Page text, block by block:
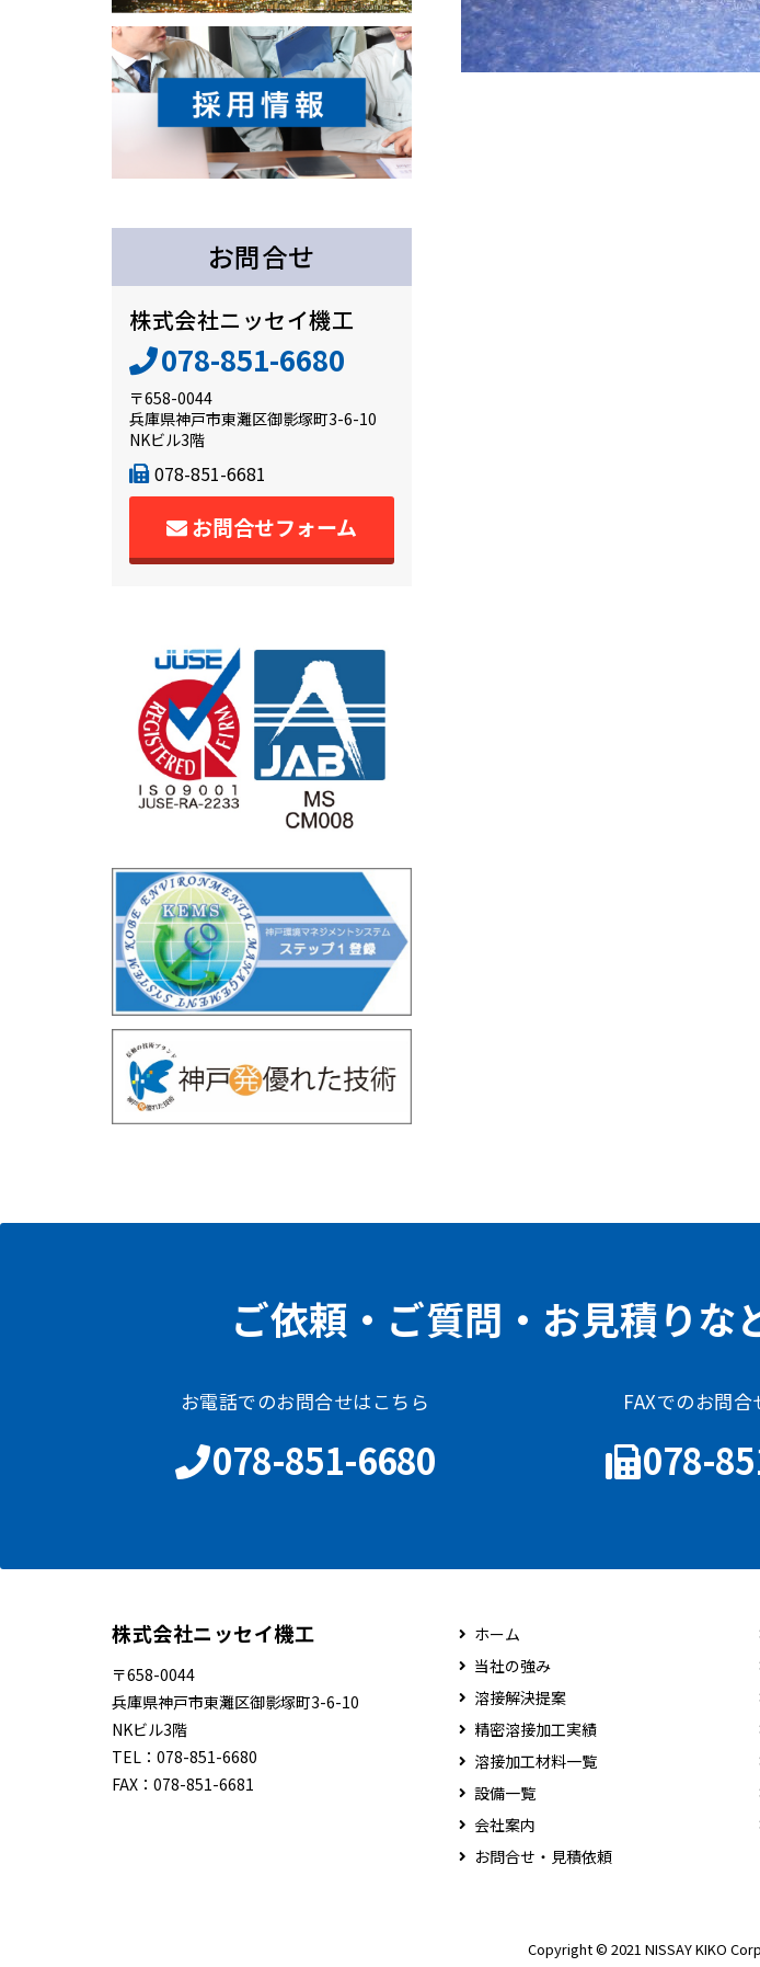
お問合せ
株式会社ニッセイ機工
078-851-6680
〒658-0044
兵庫県神戸市東灘区御影塚町3-6-10
NKビル3階
078-851-6681
お問合せフォーム
ご依頼・ご質問・お見積りな
お電話でのお問合せはこちら
078-851-6680
FAXでのお問合
078-
株式会社ニッセイ機工
〒658-0044
兵庫県神戸市東灘区御影塚町3-6-10
NKビル3階
TEL： 078-851-6680
FAX： 078-851-6681
ホーム
当社の強み
溶接解決提案
精密溶接加工実績
溶接加工材料一覧
設備一覧
会社案内
お問合せ・見積依頼
Copyright © 2021 NISSAY KIKO